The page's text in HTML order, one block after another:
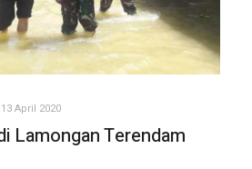
13 April 2020
Lamongan Terendam